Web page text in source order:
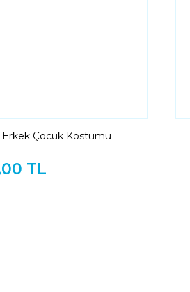
Erkek Çocuk Kostümü
TL